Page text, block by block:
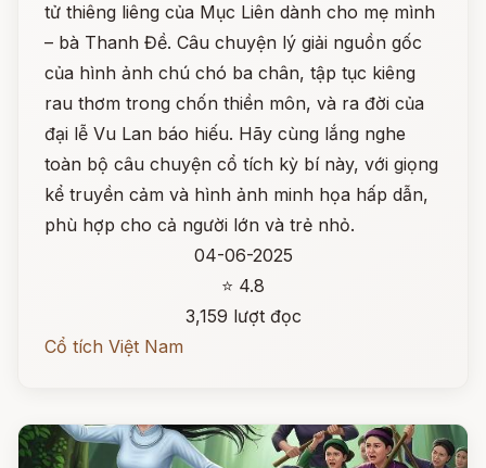
tử thiêng liêng của Mục Liên dành cho mẹ mình
– bà Thanh Đề. Câu chuyện lý giải nguồn gốc
của hình ảnh chú chó ba chân, tập tục kiêng
rau thơm trong chốn thiền môn, và ra đời của
đại lễ Vu Lan báo hiếu. Hãy cùng lắng nghe
toàn bộ câu chuyện cổ tích kỳ bí này, với giọng
kể truyền cảm và hình ảnh minh họa hấp dẫn,
phù hợp cho cả người lớn và trẻ nhỏ.
04-06-2025
⭐ 4.8
3,159 lượt đọc
Cổ tích Việt Nam